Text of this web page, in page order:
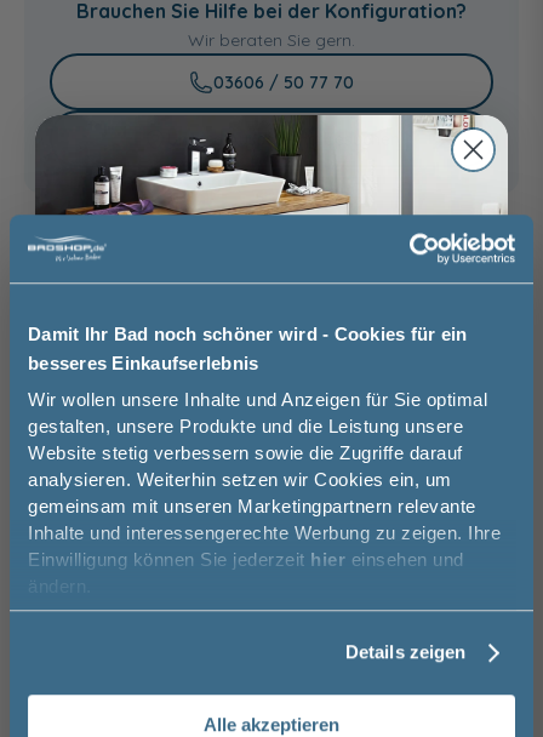
Damit Ihr Bad noch schöner wird - Cookies für ein
besseres Einkaufserlebnis
Wir wollen unsere Inhalte und Anzeigen für Sie optimal
gestalten, unsere Produkte und die Leistung unsere
Website stetig verbessern sowie die Zugriffe darauf
analysieren. Weiterhin setzen wir Cookies ein, um
gemeinsam mit unseren Marketingpartnern relevante
Inhalte und interessengerechte Werbung zu zeigen. Ihre
Einwilligung können Sie jederzeit hier einsehen und
ändern.
Details zeigen
Alle akzeptieren
439,00 €
Brauchen Sie Hilfe bei der Konfiguration?
Wir beraten Sie gern.
03606 / 50 77 70
Unsere Ausstellung besuchen
Basispreis 919,00 €
Gesamtpreis
Versandkostenfrei innerhalb Deutschlands
Versand ins Ausland zzgl.Versandkosten
− +
Jetzt 50 € sparen!
Melde Sie sich hier zu unserem
Newsletter an und sparen Sie
50€* auf Ihre Bestellung!
Vorname